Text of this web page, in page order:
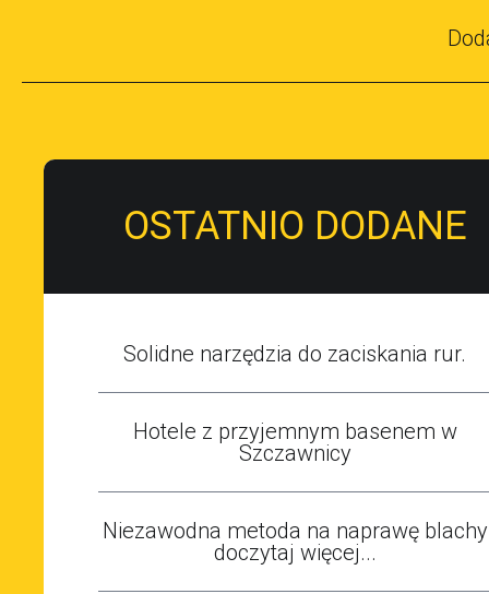
OSTATNIO DODANE
Solidne narzędzia do zaciskania rur.
Hotele z przyjemnym basenem w
Szczawnicy
Niezawodna metoda na naprawę blachy
doczytaj więcej...